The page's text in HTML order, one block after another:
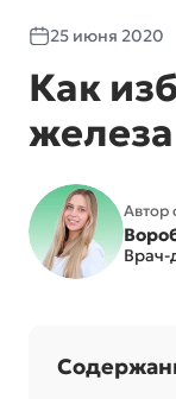
25 июня 2020
Как
Автор
Врач-